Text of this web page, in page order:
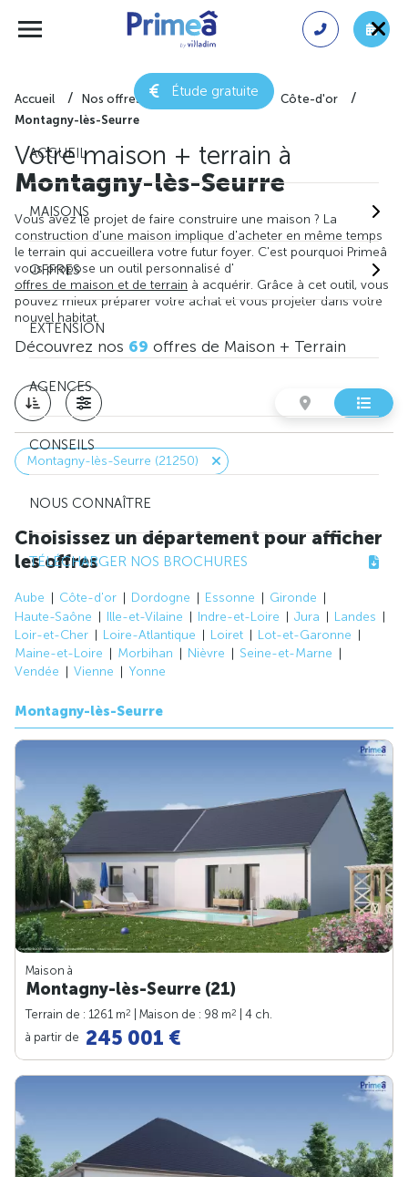
Étude gratuite
ACCUEIL
MAISONS
OFFRES
EXTENSION
AGENCES
CONSEILS
NOUS CONNAÎTRE
TÉLÉCHARGER NOS BROCHURES
Accueil Nos offres de maison + terrain
Côte-d'or
Montagny-lès-Seurre
Votre maison + terrain à
Montagny-lès-Seurre
Vous avez le projet de faire construire une maison ? La
construction d'une maison implique d'acheter en même temps
le terrain qui accueillera votre futur foyer. C'est pourquoi Primeâ
vous propose un outil personnalisé d'
offres de maison et de terrain à acquérir. Grâce à cet outil, vous
pouvez mieux préparer votre achat et vous projeter dans votre
nouvel habitat.
Découvrez nos 69 offres de Maison + Terrain
Montagny-lès-Seurre (21250)
Choisissez un département pour afficher
les offres
Aube Côte-d'or Dordogne Essonne
Gironde
Haute-Saône
Ille-et-Vilaine Indre-et-Loire Jura
Landes
Loir-et-Cher
Loire-Atlantique Loiret
Lot-et-Garonne
Maine-et-Loire
Morbihan Nièvre
Seine-et-Marne
Vendée
Vienne Yonne
Montagny-lès-Seurre
Maison à
Montagny-lès-Seurre (21)
Terrain de : 1261 m2 | Maison de : 98 m2
| 4 ch.
à partir de 245 001 €